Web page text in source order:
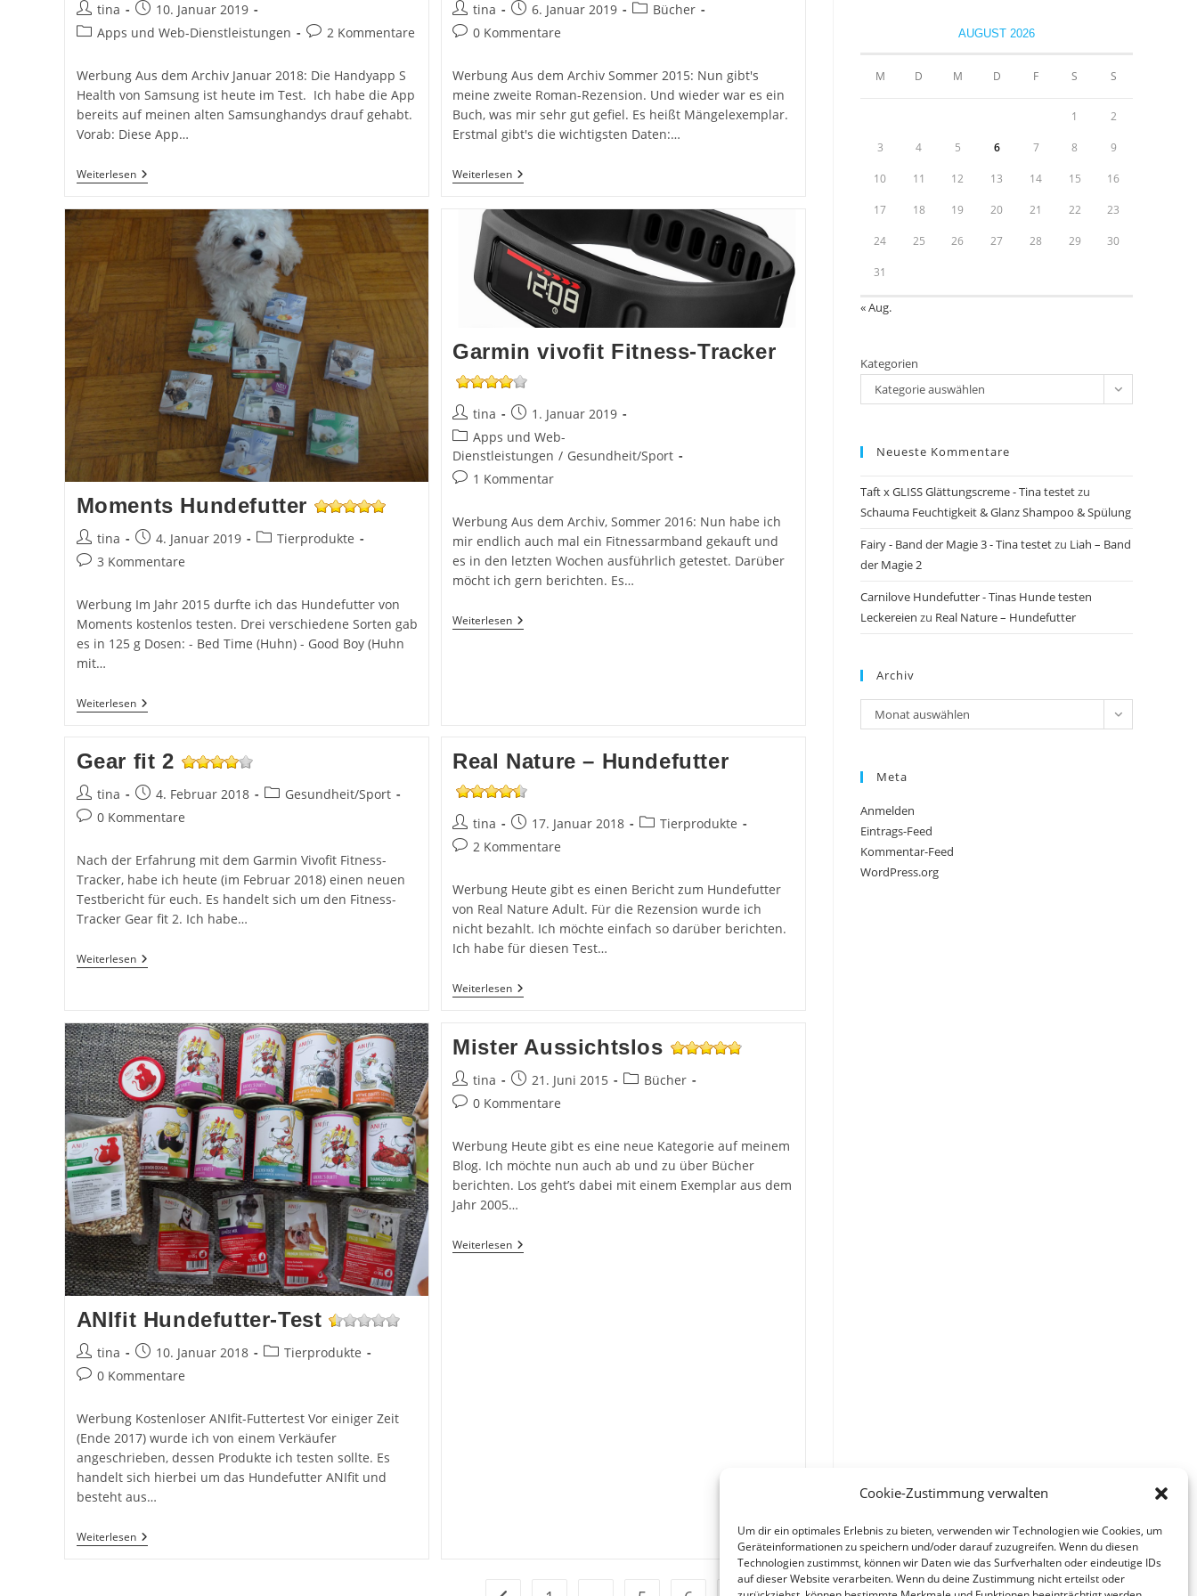
Cookie-Zustimmung verwalten
Um dir ein optimales Erlebnis zu bieten, verwenden wir Technologien wie Cookies, um
Geräteinformationen zu speichern und/oder darauf zuzugreifen. Wenn du diesen
Technologien zustimmst, können wir Daten wie das Surfverhalten oder eindeutige IDs
auf dieser Website verarbeiten. Wenn du deine Zustimmung nicht erteilst oder
Beitrags-
Autor:
tina
Beitrag
veröffentlicht:
10. Januar 2019
Beitrags-
Apps und Web-Dienstleistungen
Beitrags-
2 Kommentare
Werbung Aus dem Archiv Januar 2018: Die Handyapp S
Health von Samsung ist heute im Test. Ich habe die App
bereits auf meinen alten Samsunghandys drauf gehabt.
Vorab: Diese App…
WeiterlesenS
Health
App
Beitrags-
Autor:
tina
Beitrag
veröffentlicht:
6. Januar 2019
Beitrags-
Bücher
Beitrags-
0 Kommentare
Werbung Aus dem Archiv Sommer 2015: Nun gibt's
meine zweite Roman-Rezension. Und wieder war es ein
Buch, was mir sehr gut gefiel. Es heißt Mängelexemplar.
Erstmal gibt's die wichtigsten Daten:…
WeiterlesenMängelexemplar
Moments Hundefutter
Beitrags-
Autor:
tina
Beitrag
veröffentlicht:
4. Januar 2019
Beitrags-
Tierprodukte
Beitrags-
3 Kommentare
Werbung Im Jahr 2015 durfte ich das Hundefutter von
Moments kostenlos testen. Drei verschiedene Sorten gab
es in 125 g Dosen: - Bed Time (Huhn) - Good Boy (Huhn
mit…
WeiterlesenMoments
Hundefutter
Garmin vivofit Fitness-Tracker
Beitrags-
Autor:
tina
Beitrag
veröffentlicht:
1. Januar 2019
Beitrags-
Kategorie:
Apps und Web-
Dienstleistungen / Gesundheit/Sport
Beitrags-
1 Kommentar
Werbung Aus dem Archiv, Sommer 2016: Nun habe ich
mir endlich auch mal ein Fitnessarmband gekauft und
es in den letzten Wochen ausführlich getestet. Darüber
möcht ich gern berichten. Es…
WeiterlesenGarmin
Vivofit
Gear fit 2
Beitrags-
Autor:
tina
Beitrag
veröffentlicht:
4. Februar 2018
Beitrags-
Gesundheit/Sport
Beitrags-
0 Kommentare
Nach der Erfahrung mit dem Garmin Vivofit Fitness-
Tracker, habe ich heute (im Februar 2018) einen neuen
Testbericht für euch. Es handelt sich um den Fitness-
Tracker Gear fit 2. Ich habe…
WeiterlesenGear
Fit
Real Nature – Hundefutter
Beitrags-
Autor:
tina
Beitrag
veröffentlicht:
17. Januar 2018
Beitrags-
Tierprodukte
Beitrags-
2 Kommentare
Werbung Heute gibt es einen Bericht zum Hundefutter
von Real Nature Adult. Für die Rezension wurde ich
nicht bezahlt. Ich möchte einfach so darüber berichten.
Ich habe für diesen Test…
WeiterlesenReal
Nature
ANIfit Hundefutter-Test
Beitrags-
Autor:
tina
Beitrag
veröffentlicht:
10. Januar 2018
Beitrags-
Tierprodukte
Beitrags-
0 Kommentare
Werbung Kostenloser ANIfit-Futtertest Vor einiger Zeit
(Ende 2017) wurde ich von einem Verkäufer
angeschrieben, dessen Produkte ich testen sollte. Es
handelt sich hierbei um das Hundefutter ANIfit und
besteht aus…
WeiterlesenANIfit
Hundefutter-
Mister Aussichtslos
Beitrags-
Autor:
tina
Beitrag
veröffentlicht:
21. Juni 2015
Beitrags-
Bücher
Beitrags-
0 Kommentare
Werbung Heute gibt es eine neue Kategorie auf meinem
Blog. Ich möchte nun auch ab und zu über Bücher
berichten. Los geht’s dabei mit einem Exemplar aus dem
Jahr 2005…
WeiterlesenMister
Aussichtslos
AUGUST 2026
M D M D F S S
1 2
3 4 5 6 7 8 9
10 11 12 13 14 15 16
17 18 19 20 21 22 23
24 25 26 27 28 29 30
31
« Aug.
Kategorien
Kategorie auswählen
Neueste Kommentare
Taft x GLISS Glättungscreme - Tina testetzu
Schauma Feuchtigkeit & Glanz Shampoo & Spülung
Fairy - Band der Magie 3 - Tina testetzu Liah – Band
der Magie 2
Carnilove Hundefutter - Tinas Hunde testen
Leckereien zu Real Nature – Hundefutter
Archiv
Archiv
Monat auswählen
Meta
Anmelden
Eintrags-Feed
Kommentar-Feed
WordPress.org